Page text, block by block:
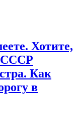
Хотите,
СССР
Как
в